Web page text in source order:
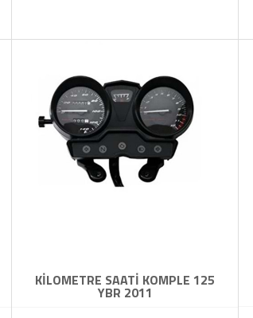
KİLOMETRE SAATİ KOMPLE 125
YBR 2011